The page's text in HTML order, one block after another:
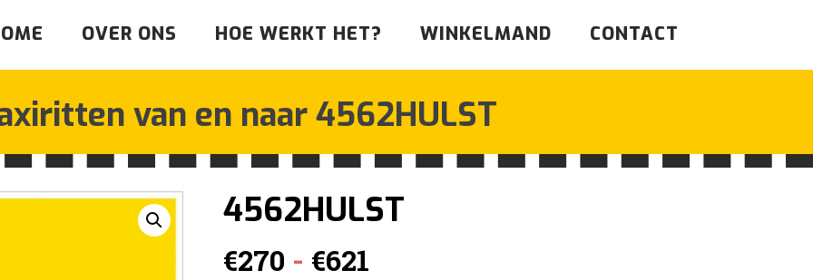
OVER ONS HOE WERKT HET? WINKELMAND CONTACT
van en naar4562HULST
4562HULST
€270 - €621Prijsklasse: